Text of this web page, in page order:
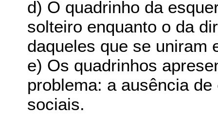
d) O quadrinho da
solteiro enquanto o da
daqueles que se uniram
e) Os quadrinhos
problema: a ausência
sociais.